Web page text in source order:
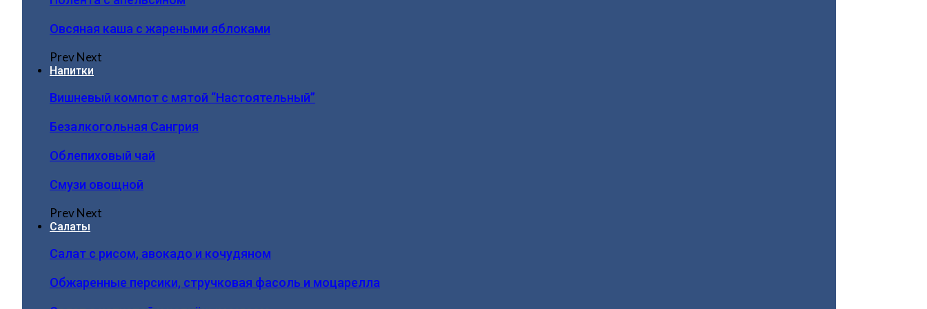
Овсяная каша с жареными яблоками
PrevNext
Напитки
Вишневый компот с мятой “Настоятельный”
Безалкогольная Сангрия
Облепиховый чай
Смузи овощной
PrevNext
Салаты
Салат с рисом, авокадо и кочудяном
Обжаренные персики, стручковая фасоль и моцарелла